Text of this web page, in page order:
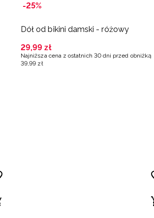
-25%
Dół od bikini damski - różowy
29,99 zł
Najniższa cena z ostatnich 30 dni przed obniżką
39 ,99 zł